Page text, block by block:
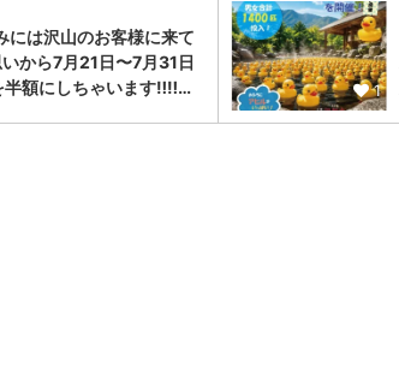
には沢山のお客様に来て
から7月21日〜7月31日
半額にしちゃいます‼︎‼︎…
1